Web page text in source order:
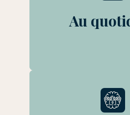
Au
difficulté à dire
timidité